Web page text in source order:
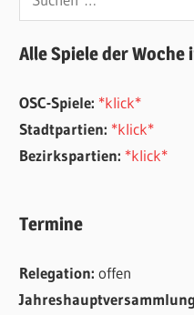
nach:
Alle Spiele der
OSC-Spiele: *klick*
Stadtpartien: *klick*
Bezirkspartien: *klick*
Termine
Relegation:offen